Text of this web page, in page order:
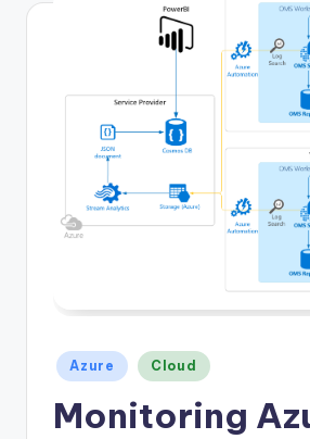
Posted
in
Azure Cloud
Monitoring